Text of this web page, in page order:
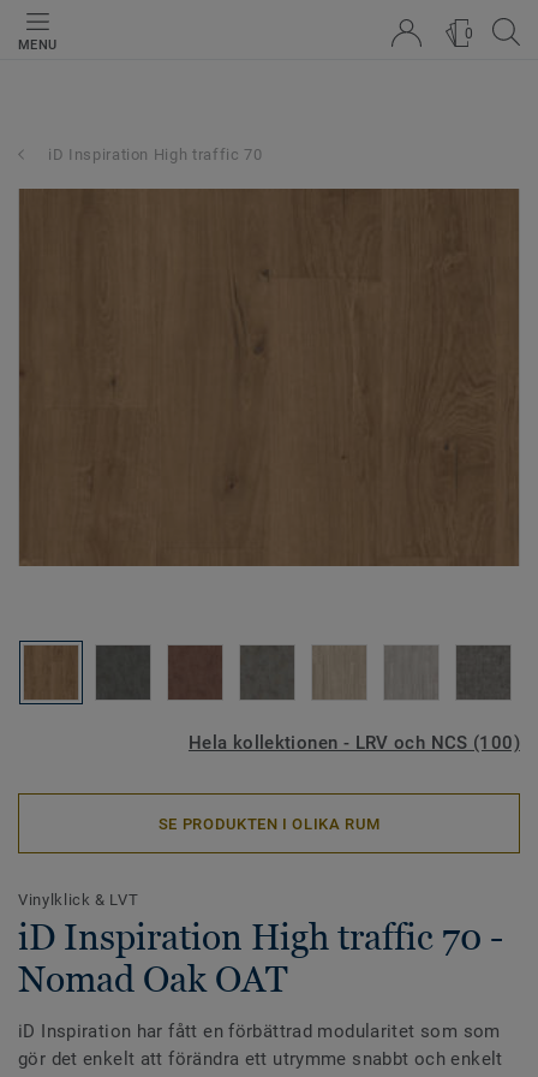
MENU
0
iD Inspiration High traffic 70
Hela kollektionen - LRV och NCS (100)
SE PRODUKTEN I OLIKA RUM
Vinylklick & LVT
iD Inspiration High traffic 70 -
Nomad Oak OAT
iD Inspiration har fått en förbättrad modularitet som som
gör det enkelt att förändra ett utrymme snabbt och enkelt